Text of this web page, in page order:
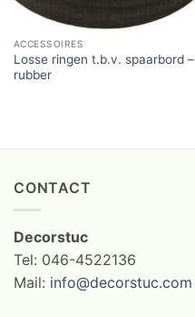
ACCESSOIRES
Losse ringen t.b.v. spaarbord –
rubber
CONTACT
Decorstuc
Tel: 046-4522136
Mail: info@decorstuc.com